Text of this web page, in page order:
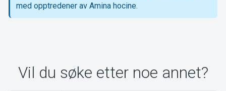
Om Tickster
med opptredener av Amina hocine.
Vil du søke etter noe annet?